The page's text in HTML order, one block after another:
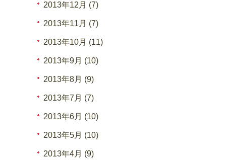
2013年12月 (7)
2013年11月 (7)
2013年10月 (11)
2013年9月 (10)
2013年8月 (9)
2013年7月 (7)
2013年6月 (10)
2013年5月 (10)
2013年4月 (9)